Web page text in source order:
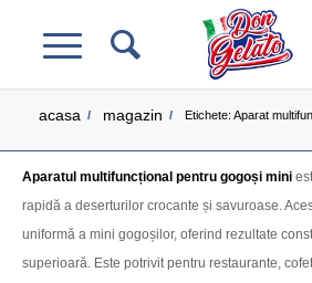
acasa / magazin / Etichete: Aparat
Aparatul multifuncțional pentru gogoși mini
rapidă a deserturilor crocante și savuroase.
uniformă a mini gogoșilor, oferind rezultate
superioară. Este potrivit pentru restaurante,